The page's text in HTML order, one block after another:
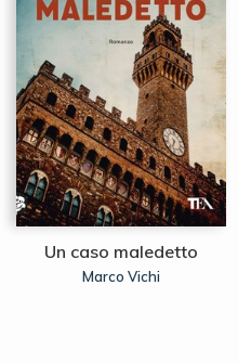
Un caso maledetto
Marco Vichi